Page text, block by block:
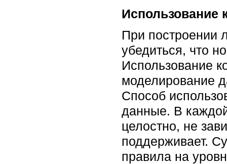
Использование
При построении
убедиться, что
Использование
моделирование
Способ
данные. В
целостно, не
поддерживает.
правила на